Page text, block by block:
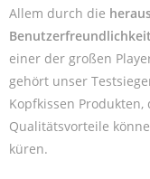
Allem durch die
Benutzerfreundlichkeit
einer der großen
gehört unser
Kopfkissen
Qualitätsvorteile
küren.